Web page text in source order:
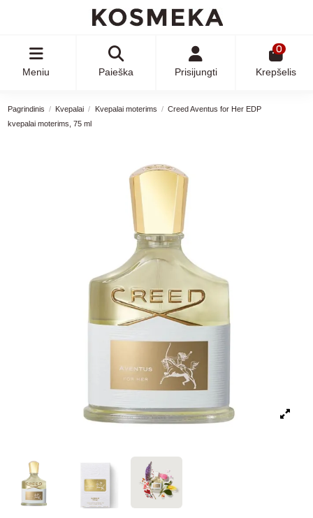
Meniu Paieška Prisijungti
0
Krepšelis
Pagrindinis Kvepalai Kvepalai moterims
Creed Aventus for Her EDP
kvepalai moterims, 75 ml